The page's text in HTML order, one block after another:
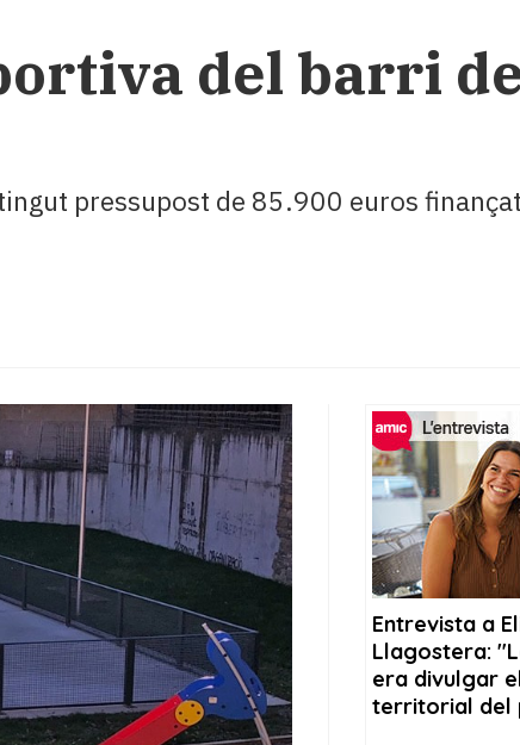
del barri
pressupost de 85.900 euros